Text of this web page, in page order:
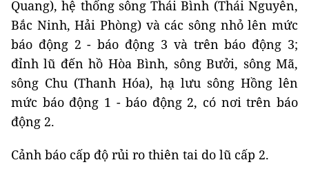
Quang), hệ thống sông Thái Bình (Thái Nguyên,
Bắc Ninh, Hải Phòng) và các sông nhỏ lên mức
báo động 2 - báo động 3 và trên báo động 3;
đỉnh lũ đến hồ Hòa Bình, sông Bưởi, sông Mã,
sông Chu (Thanh Hóa), hạ lưu sông Hồng lên
mức báo động 1 - báo động 2, có nơi trên báo
động 2.
Cảnh báo cấp độ rủi ro thiên tai do lũ cấp 2.